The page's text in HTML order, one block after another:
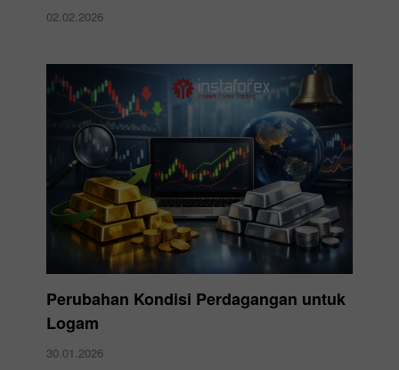
02.02.2026
Perubahan Kondisi Perdagangan untuk
Logam
30.01.2026